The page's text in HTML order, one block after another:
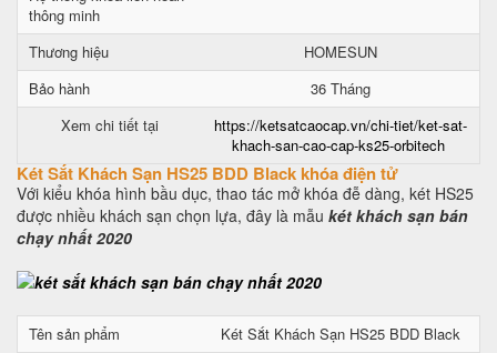
thông minh
Thương hiệu
HOMESUN
Bảo hành
36 Tháng
Xem chi tiết tại
https://ketsatcaocap.vn/chi-tiet/ket-sat-
khach-san-cao-cap-ks25-orbitech
Két Sắt Khách Sạn HS25 BDD Black khóa điện tử
Với kiểu khóa hình bầu dục, thao tác mở khóa đễ dàng, két HS25
được nhiều khách sạn chọn lựa, đây là mẫu két khách sạn bán
chạy nhất 2020
Tên sản phẩm
Két Sắt Khách Sạn HS25 BDD Black